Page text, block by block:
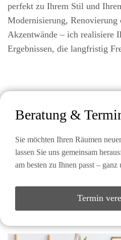
perfekt zu Ihrem Stil und
Modernisierung, Renovierung
Akzentwände – ich realisiere
Ergebnissen, die langfristig
Beratung &
Sie möchten Ihren Räumen
lassen Sie uns gemeinsam
am besten zu Ihnen passt –
Termin